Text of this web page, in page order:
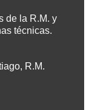
de la R.M. y
técnicas.
R.M.